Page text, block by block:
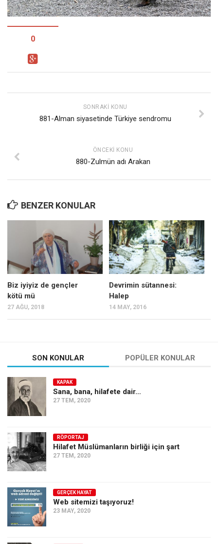
Facebook
Editörden
Yvonne Ridley
Leyla Şerif Emin
Selçuk Türkyılmaz
Mehmet Ali Tekin
Abir E. Nahas
Amina S. Jenenkovic
Bağdagül Öz
Esra Elönü
Kategoriler
Kültür Sanat
Kitap
Karisi kitap sualleri
7 soruda bu hafta
Ekonomi
Spor
Sağlık
Gıda-Beslenme
0
SONRAKI KONU
881-Alman siyasetinde Türkiye sendromu
ÖNCEKI KONU
880-Zulmün adı Arakan
BENZER KONULAR
Biz iyiyiz de gençler
kötü mü
27 AĞU, 2018
Devrimin sütannesi:
Halep
14 MAY, 2016
SON KONULAR POPÜLER KONULAR
KAPAK
Sana, bana, hilafete dair…
27 TEM, 2020
RÖPORTAJ
Hilafet Müslümanların birliği için şart
27 TEM, 2020
GERÇEK HAYAT
Web sitemizi taşıyoruz!
23 MAY, 2020